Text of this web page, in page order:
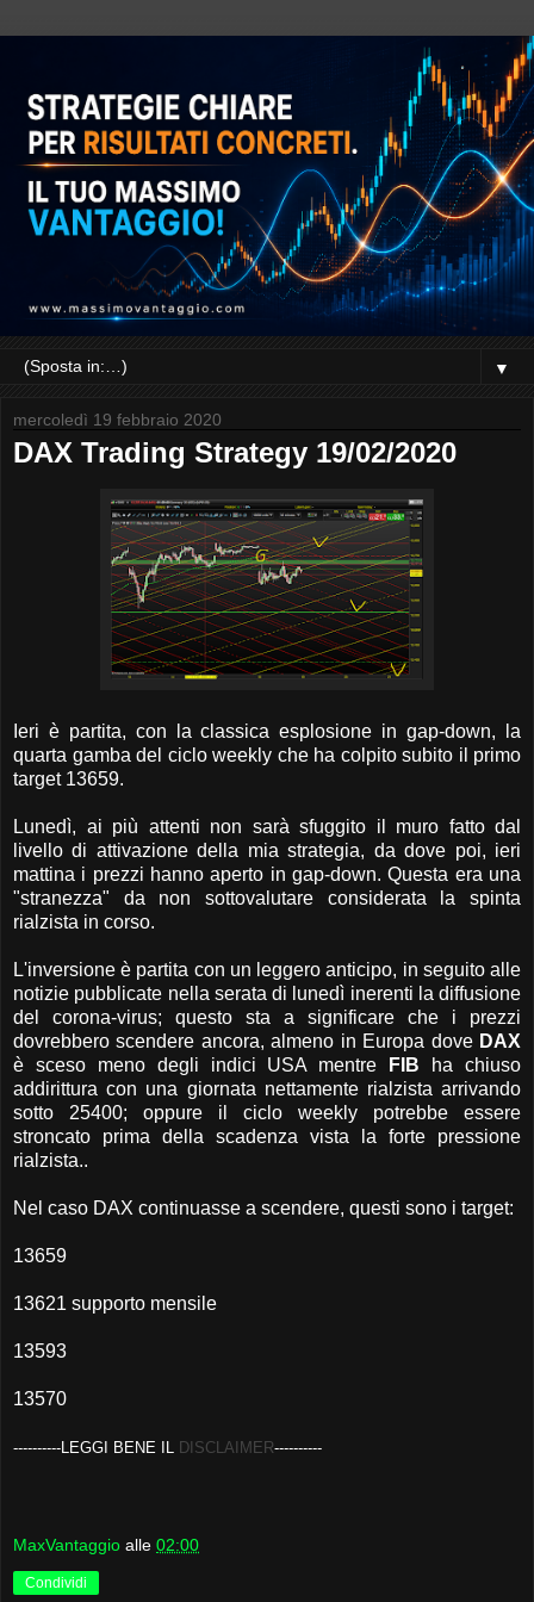
▼
mercoledì 19 febbraio 2020
DAX Trading Strategy 19/02/2020
Ieri è partita, con la classica esplosione in gap-down, la
quarta gamba del ciclo weekly che ha colpito subito il primo
target 13659.
Lunedì, ai più attenti non sarà sfuggito il muro fatto dal
livello di attivazione della mia strategia, da dove poi, ieri
mattina i prezzi hanno aperto in gap-down. Questa era una
"stranezza" da non sottovalutare considerata la spinta
rialzista in corso.
L'inversione è partita con un leggero anticipo, in seguito alle
notizie pubblicate nella serata di lunedì inerenti la diffusione
del corona-virus; questo sta a significare che i prezzi
dovrebbero scendere ancora, almeno in Europa dove DAX
è sceso meno degli indici USA mentre
FIB
ha chiuso
addirittura con una giornata nettamente rialzista arrivando
sotto 25400; oppure il ciclo weekly potrebbe essere
stroncato prima della scadenza vista la forte pressione
rialzista..
Nel caso DAX continuasse a scendere, questi sono i target:
13659
13621 supporto mensile
13593
13570
----------LEGGI BENE IL DISCLAIMER----------
MaxVantaggio alle 02:00
Condividi